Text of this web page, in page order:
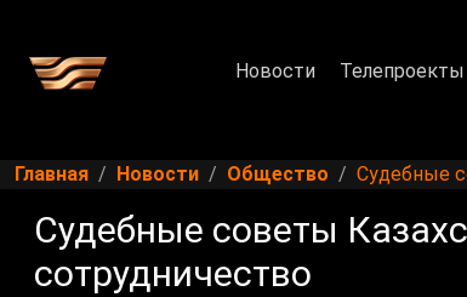
Новости Телепроекты
Главная Новости Общество Судебные
Судебные советы
сотрудничество